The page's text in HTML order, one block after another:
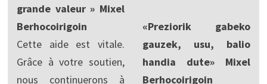
grande valeur » Mixel
Berhocoirigoin
Cette aide est vitale.
Grâce à votre soutien,
nous continuerons à
«Preziorik gabeko
gauzek, usu, balio
handia dute» Mixel
Berhocoirigoin